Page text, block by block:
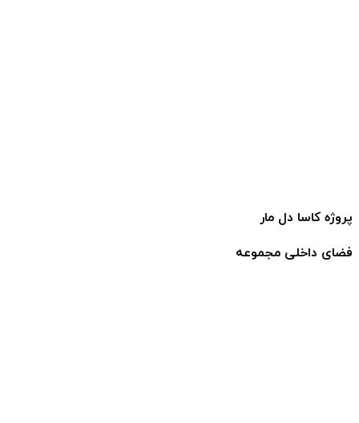
پروژه کاسا دل مار
فضای داخلی مجموعه